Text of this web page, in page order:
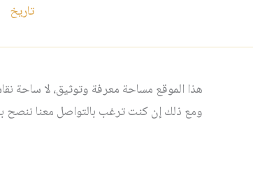
تاريخ
هذا الموقع مساحة معرفة وتوثيق، لا ساحة
ومع ذلك إن كنت ترغب بالتواصل معنا ننصح